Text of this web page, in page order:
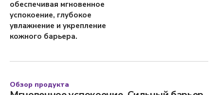
обеспечивая мгновенное
успокоение, глубокое
увлажнение и укрепление
кожного барьера.
Обзор продукта